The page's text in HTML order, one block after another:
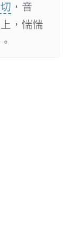
，音
，惴惴